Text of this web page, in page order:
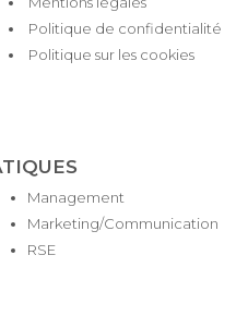
Management
Marketing/Communication
RSE
page
Politique de confidentialité
Politique sur les cookies